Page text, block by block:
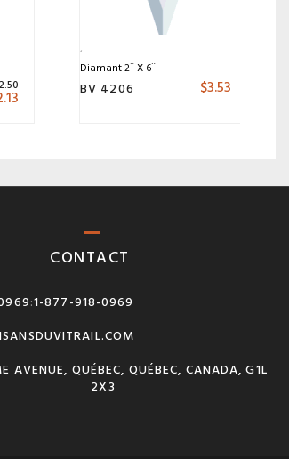
2.50
Diamant 2¨ X 6¨
BV 4206 $3.53
CONTACT
:1-877-918-0969
AVENUE, QUÉBEC, QUÉBEC, CANADA, G1L
2X3